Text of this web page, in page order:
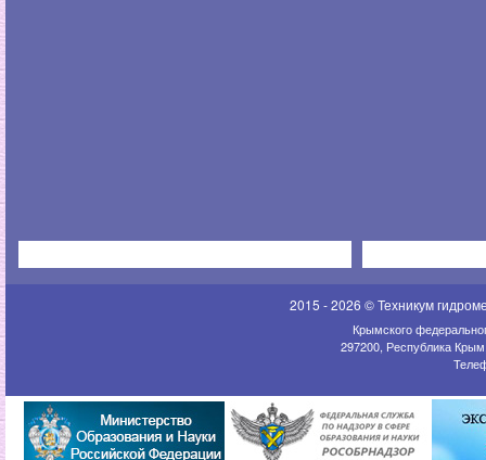
2015 - 2026 © Техникум
Крымского
297200, Республика